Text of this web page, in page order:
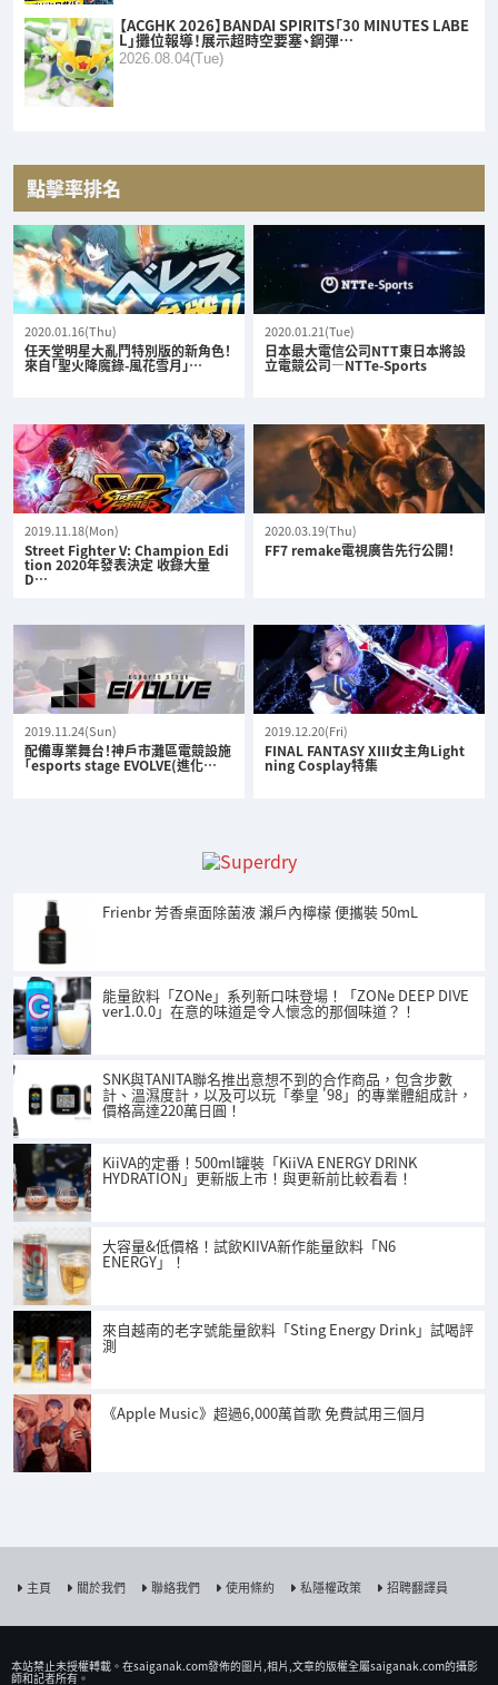
【ACGHK 2026】BANDAI SPIRITS「30 MINUTES LABE
L」攤位報導！展示超時空要塞、鋼彈…
2026.08.04(Tue)
點擊率排名
2020.01.16(Thu)
任天堂明星大亂鬥特別版的新角色！
來自「聖火降魔錄-風花雪月」…
2020.01.21(Tue)
日本最大電信公司NTT東日本將設
立電競公司—NTTe-Sports
2019.11.18(Mon)
Street Fighter V: Champion Edi
tion 2020年發表決定 收錄大量
D…
2020.03.19(Thu)
FF7 remake電視廣告先行公開！
2019.11.24(Sun)
配備專業舞台！神戶市灘區電競設施
「esports stage EVOLVE(進化…
2019.12.20(Fri)
FINAL FANTASY XIII女主角Light
ning Cosplay特集
Frienbr 芳香桌面除菌液 瀨戶內檸檬 便攜裝 50mL
能量飲料「ZONe」系列新口味登場！「ZONe DEEP DIVE
ver1.0.0」在意的味道是令人懷念的那個味道？！
SNK與TANITA聯名推出意想不到的合作商品，包含步數
計、溫濕度計，以及可以玩「拳皇 '98」的專業體組成計，
價格高達220萬日圓！
KiiVA的定番！500ml罐裝「KiiVA ENERGY DRINK
HYDRATION」更新版上市！與更新前比較看看！
大容量&低價格！試飲KIIVA新作能量飲料「N6
ENERGY」！
來自越南的老字號能量飲料「Sting Energy Drink」試喝評
測
《Apple Music》超過6,000萬首歌 免費試用三個月
主頁 關於我們 聯絡我們 使用條約 私隱權政策 招聘翻譯員
本站禁止未授權𨍭載。在saiganak.com發佈的圖片,相片,文章的版權全屬saiganak.com的攝影
師和記者所有。